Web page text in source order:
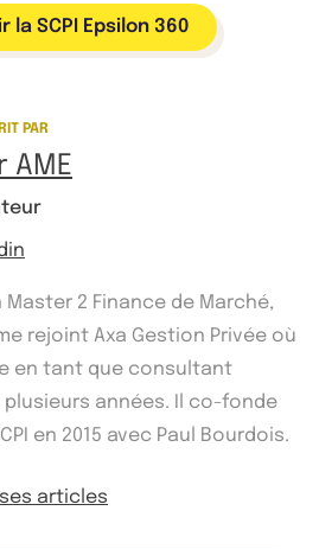
la SCPI Epsilon 360
PAR
AME
Master 2 Finance de Marché,
rejoint Axa Gestion Privée où
en tant que consultant
années. Il co-fonde
en 2015 avec Paul Bourdois.
articles